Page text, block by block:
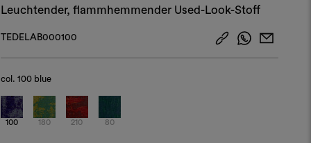
Leuchtender, flammhemmender Used-Look-Stoff
TEDELAB000100
col. 100 blue
100 180 210 80